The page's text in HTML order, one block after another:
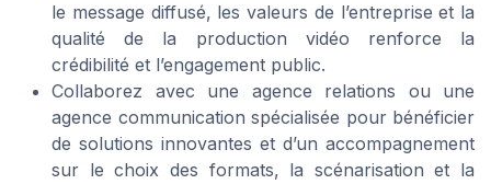
le message diffusé, les valeurs de l’entreprise et la
qualité de la production vidéo renforce la
crédibilité et l’engagement public.
Collaborez avec une agence relations ou une
agence communication spécialisée pour bénéficier
de solutions innovantes et d’un accompagnement
sur le choix des formats, la scénarisation et la